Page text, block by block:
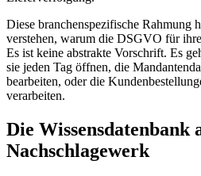
Diese branchenspezifische Rahmung
verstehen, warum die DSGVO für
Es ist keine abstrakte Vorschrift. Es
sie jeden Tag öffnen, die
bearbeiten, oder die
verarbeiten.
Die Wissensdatenbank
Nachschlagewerk